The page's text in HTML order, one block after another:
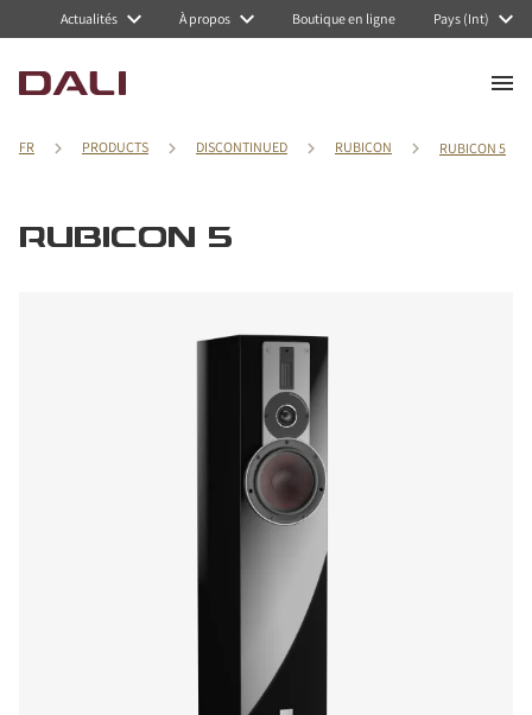
Actualités À propos Boutique en ligne Pays (Int)
FR PRODUCTS DISCONTINUED RUBICON RUBICON 5
RUBICON 5